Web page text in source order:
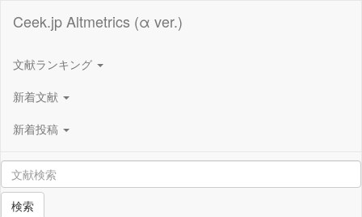
Ceek.jp Altmetrics (α ver.)
文献ランキング
新着文献
新着投稿
検索